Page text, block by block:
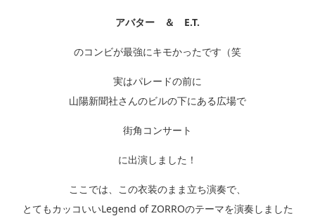
アバター ＆ E.T.
のコンビが最強にキモかったです（笑
実はパレードの前に
山陽新聞社さんのビルの下にある広場で
街角コンサート
に出演しました！
ここでは、この衣装のまま立ち演奏で、
とてもカッコいいLegend of ZORROのテーマを演奏しました